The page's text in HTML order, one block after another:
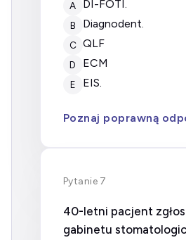
A DI-FOTI.
B Diagnodent.
C QLF
D ECM
E EIS.
Poznaj poprawną
Pytanie 7
40-letni pacjent
gabinetu